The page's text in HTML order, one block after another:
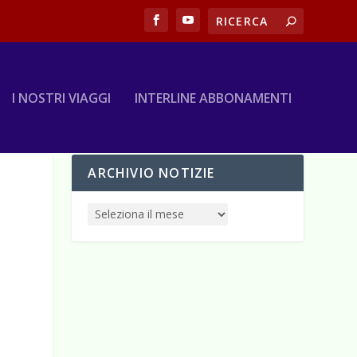
I NOSTRI VIAGGI INTERLINE ABBONAMENTI
ARCHIVIO NOTIZIE